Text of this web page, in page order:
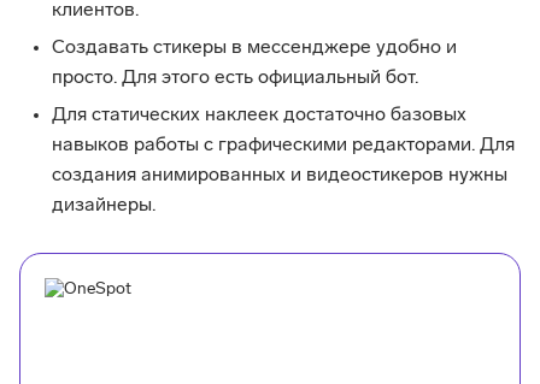
клиентов.
Создавать стикеры в мессенджере удобно и
просто. Для этого есть официальный бот.
Для статических наклеек достаточно базовых
навыков работы с графическими редакторами. Для
создания анимированных и видеостикеров нужны
дизайнеры.